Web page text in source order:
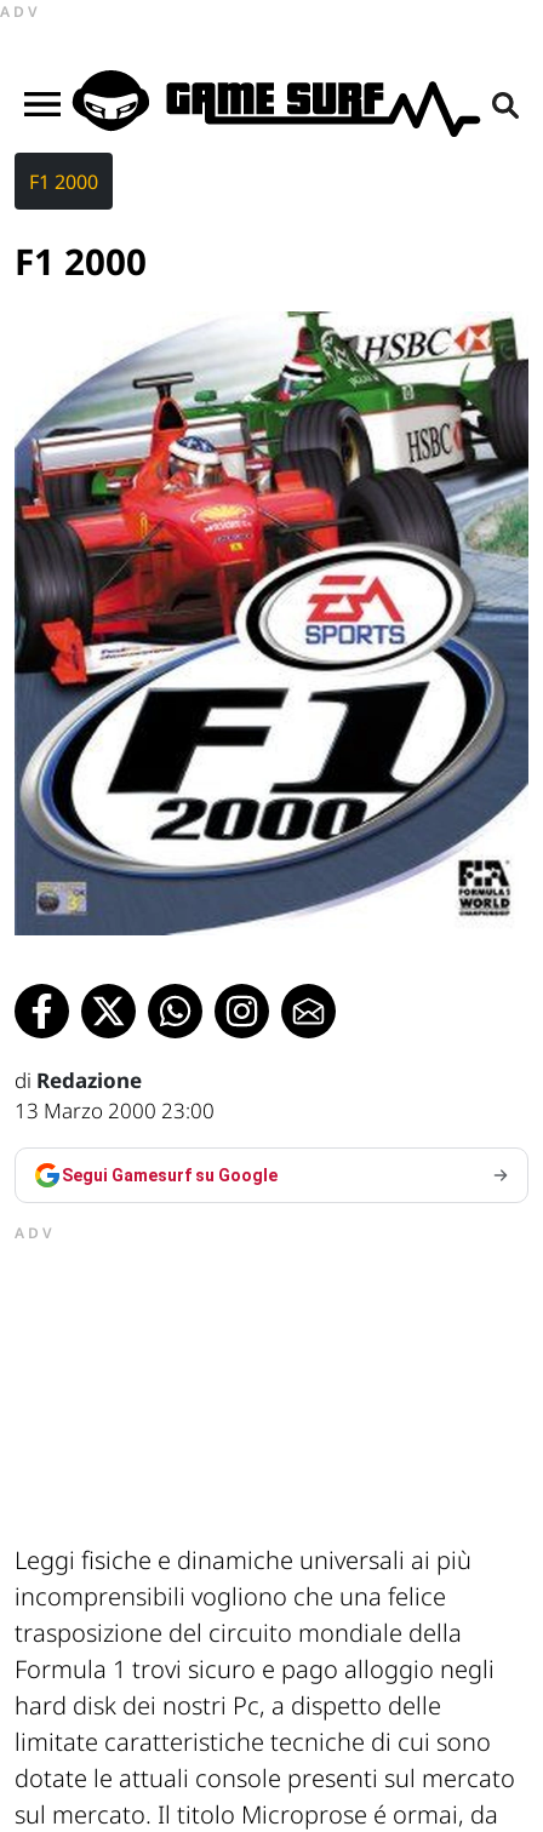
ADV
F1 2000
F1 2000
di Redazione
13 Marzo 2000 23:00
Segui Gamesurf su Google
ADV
Leggi fisiche e dinamiche universali ai più
incomprensibili vogliono che una felice
trasposizione del circuito mondiale della
Formula 1 trovi sicuro e pago alloggio negli
hard disk dei nostri Pc, a dispetto delle
limitate caratteristiche tecniche di cui sono
dotate le attuali console presenti sul mercato
sul mercato. Il titolo Microprose é ormai, da